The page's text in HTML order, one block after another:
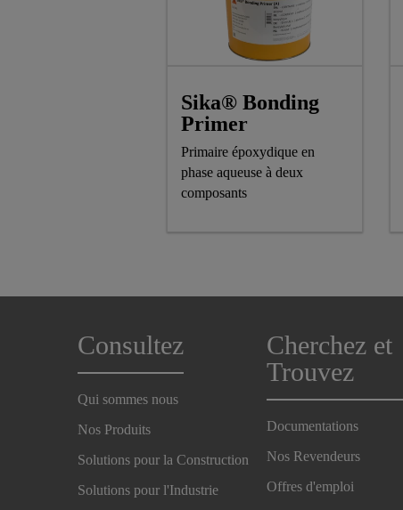
Sika® Bonding
Primer
Primaire époxydique en
phase aqueuse à deux
composants
Consultez
Qui sommes nous
Nos Produits
Solutions pour la Construction
Solutions pour l'Industrie
Cherchez et
Trouvez
Documentations
Nos Revendeurs
Offres d'emploi